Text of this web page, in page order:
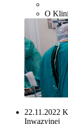
O
22.11.2022
Inwazyjnej